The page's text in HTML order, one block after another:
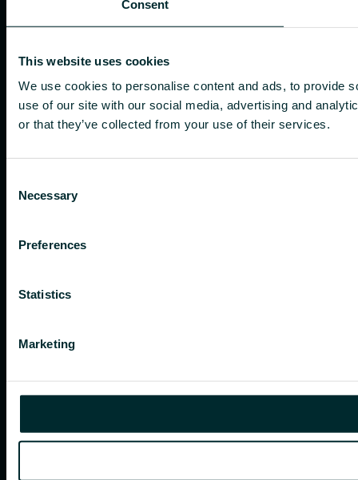
Consent
This website uses cookies
We use cookies to personalise content and ads, to provide
use of our site with our social media, advertising and
or that they’ve collected from your use of their services.
Selection
Necessary
Preferences
Statistics
Marketing